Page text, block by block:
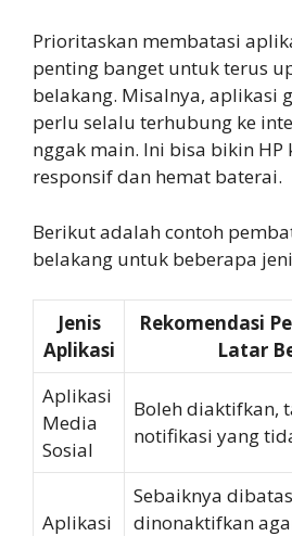
Prioritaskan membatasi
penting banget untuk terus
belakang. Misalnya, aplikasi
perlu selalu terhubung ke
nggak main. Ini bisa bikin HP
responsif dan hemat baterai.
Berikut adalah contoh
belakang untuk beberapa
Jenis
Aplikasi
Rekomendasi
Latar
Aplikasi
Media
Sosial
Boleh diaktifkan,
notifikasi yang
Aplikasi
Sebaiknya
dinonaktifkan